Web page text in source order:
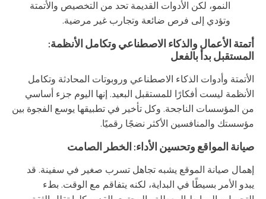
النمو، لكن الأدوات القديمة تحد من التخصيص والأتمتة
وتؤدي إلى فرص ضائعة وتجارب غير مرضية.
أتمتة الأعمال والذكاء الاصطناعي وتكامل الأنظمة:
المستقبل بدأ بالفعل
الأتمتة وأدوات الذكاء الاصطناعي وروبوتات المحادثة وتكامل
الأنظمة ليست أفكارًا للمستقبل البعيد. إنها اليوم جزء أساسي
من المؤسسات الناجحة. وكل تأخير في تطبيقها يوسع الفجوة بين
مؤسستك والمنافسين الأكثر نضجًا رقميًا.
صيانة المواقع وتحسين الأداء: الخطر الصامت
إهمال صيانة الموقع يشبه تجاهل تسرب صغير في سفينة. قد
يبدو الأمر بسيطًا في البداية، لكنه يتفاقم مع الوقت. بطء